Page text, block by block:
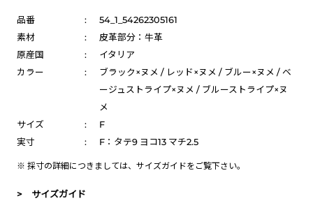
品番 :
54_1_54262305161
素材
:
皮革部分：牛革
原産国
:
イタリア
カラー
:
ブラック×ヌメ / レッド×ヌメ / ブルー×ヌメ / ベ
ージュストライプ×ヌメ / ブルーストライプ×ヌ
メ
サイズ
:
F
実寸
: F：タテ9 ヨコ13 マチ2.5
※ 採寸の詳細につきましては、 サイズガイドをご覧下さい。
> サイズガイド